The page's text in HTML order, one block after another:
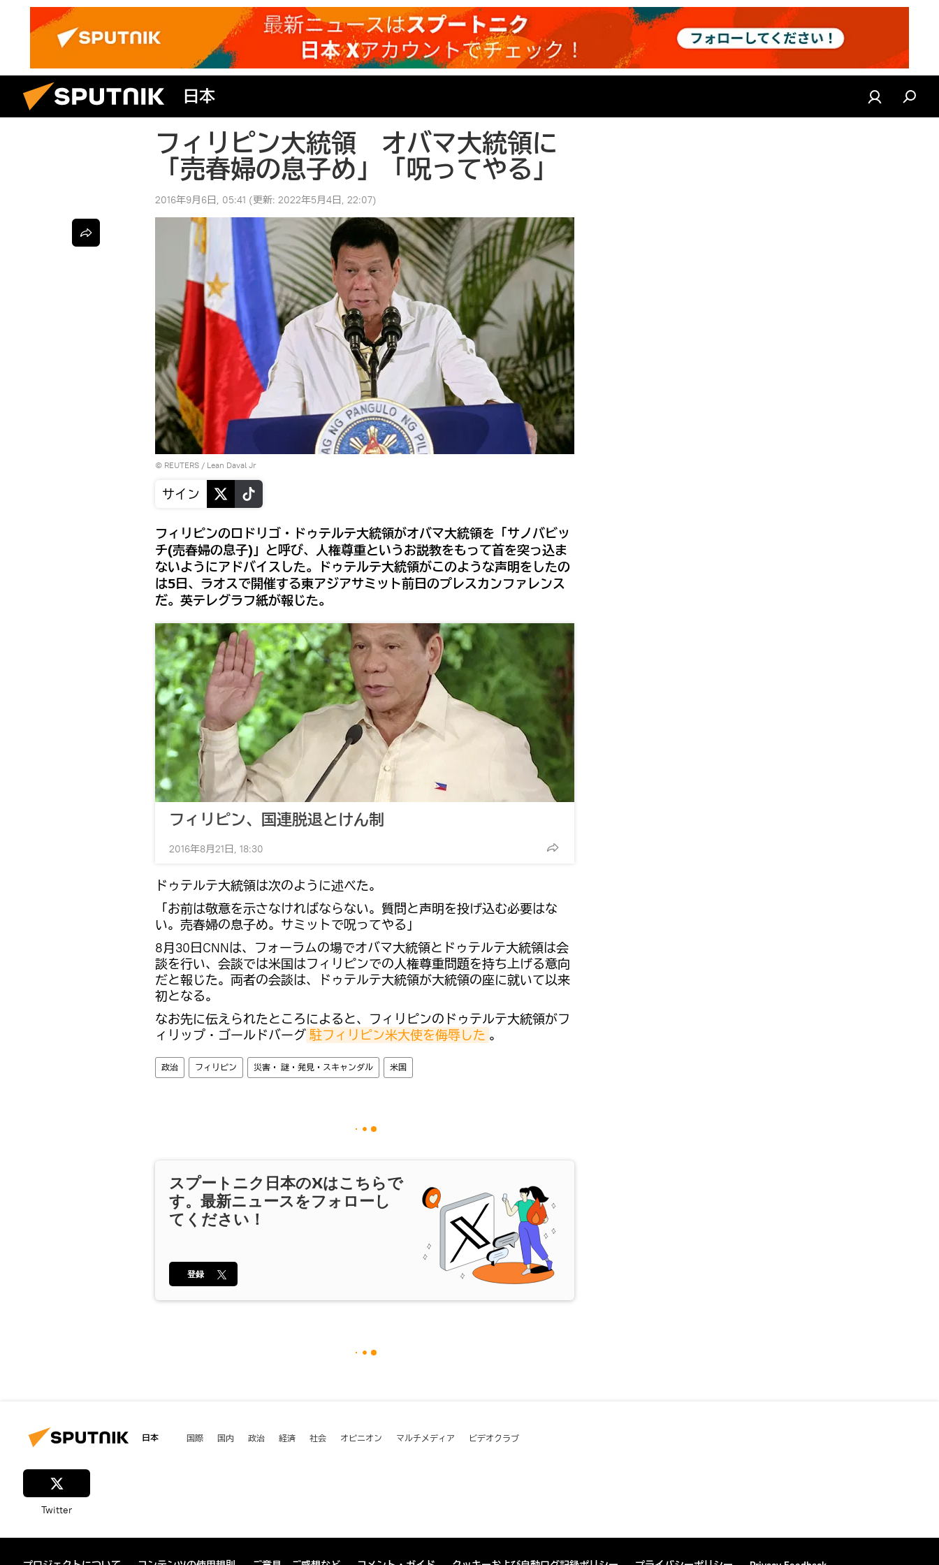
日本
フィリピン大統領 オバマ大統領に
「売春婦の息子め」「呪ってやる」
2016年9月6日, 05:41 (更新: 2022年5月4日, 22:07)
© REUTERS / Lean Daval Jr
サイン
フィリピンのロドリゴ・ドゥテルテ大統領がオバマ大統領を「サノバビッ
チ(売春婦の息子)」と呼び、人権尊重というお説教をもって首を突っ込ま
ないようにアドバイスした。ドゥテルテ大統領がこのような声明をしたの
は5日、ラオスで開催する東アジアサミット前日のプレスカンファレンス
だ。英テレグラフ紙が報じた。
フィリピン、国連脱退とけん制
2016年8月21日, 18:30
ドゥテルテ大統領は次のように述べた。
「お前は敬意を示さなければならない。質問と声明を投げ込む必要はな
い。売春婦の息子め。サミットで呪ってやる」
8月30日CNNは、フォーラムの場でオバマ大統領とドゥテルテ大統領は会
談を行い、会談では米国はフィリピンでの人権尊重問題を持ち上げる意向
だと報じた。両者の会談は、ドゥテルテ大統領が大統領の座に就いて以来
初となる。
なお先に伝えられたところによると、フィリピンのドゥテルテ大統領がフ
ィリップ・ゴールドバーグ 駐フィリピン米大使を侮辱した 。
政治 フィリピン 災害・ 謎・発見・スキャンダル 米国
スプートニク日本のXはこちらで
す。最新ニュースをフォローし
てください！
登録
日本 国際 国内 政治 経済 社会 オピニオン マルチメディア ビデオクラブ
Twitter